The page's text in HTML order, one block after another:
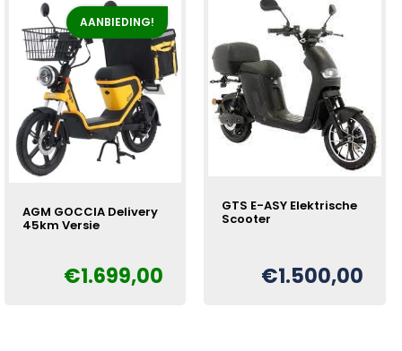
AANBIEDING!
AGM GOCCIA Delivery
45km Versie
Oorspronkelijke
€1.699,00
Huidige
GTS E-ASY Elektrische
Scooter
€1.500,00